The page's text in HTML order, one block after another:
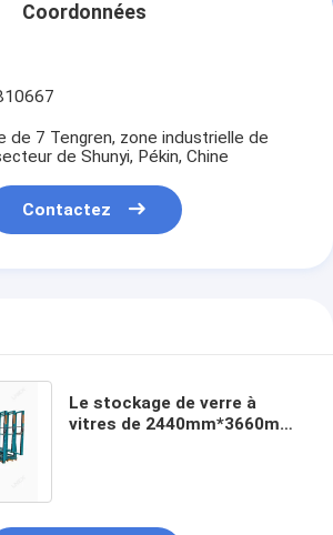
Coordonnées
de 7 Tengren, zone industrielle de
de Shunyi, Pékin, Chine
Contactez
Le stockage de verre à
vitres de 2440mm*3660mm